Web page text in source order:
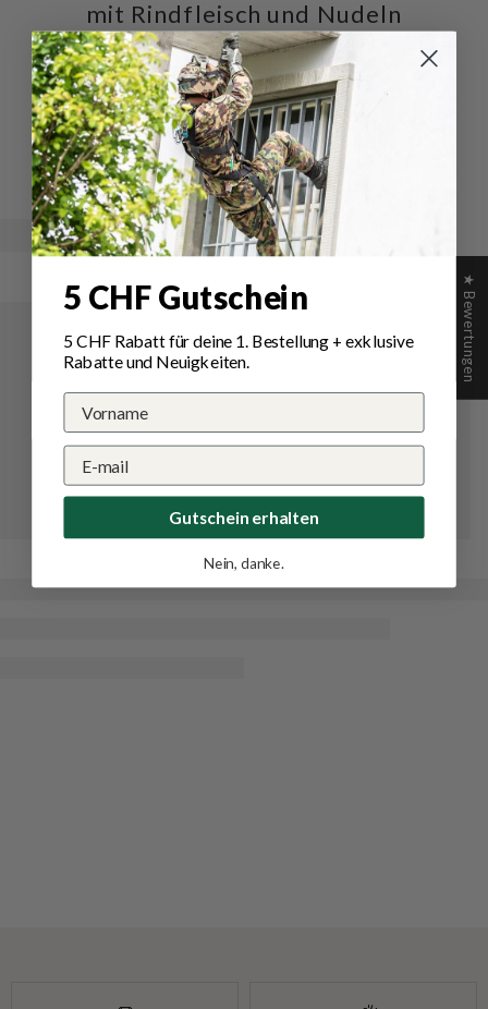
mit Rindfleisch und Nudeln
Schreiben Sie die erste Bewertung
Schreibe
eine
Bewertung
Eine
Frage
stellen
★ Bewertungen
5 CHF Gutschein
5 CHF Rabatt für deine 1. Bestellung+ exklusive
Rabatte und Neuigkeiten.
Gutschein erhalten
Nein, danke.